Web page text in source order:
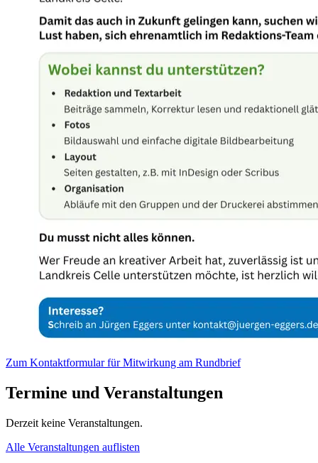
Zum Kontaktformular für Mitwirkung am Rundbrief
Termine und Veranstaltungen
Derzeit keine Veranstaltungen.
Alle Veranstaltungen auflisten